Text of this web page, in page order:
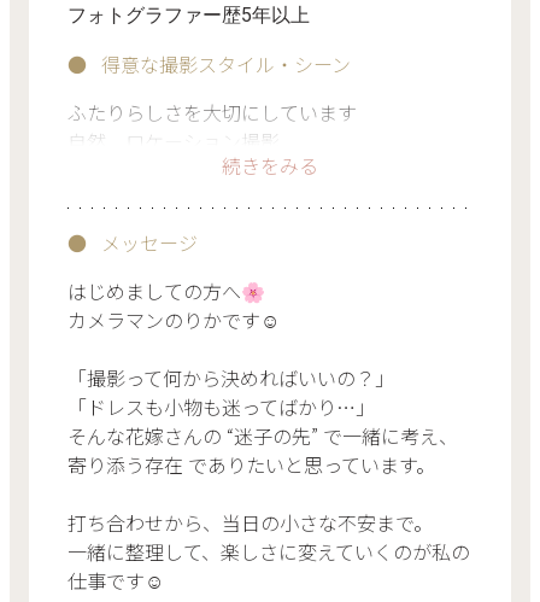
フォトグラファー歴5年以上
得意な撮影スタイル・シーン
ふたりらしさを大切にしています
自然、ロケーション撮影
緑の多い場所、公園など
続きをみる
メッセージ
はじめましての方へ🌸
カメラマンのりかです☺️
「撮影って何から決めればいいの？」
「ドレスも小物も迷ってばかり…」
そんな花嫁さんの “迷子の先” で一緒に考え、
寄り添う存在 でありたいと思っています。
打ち合わせから、当日の小さな不安まで。
一緒に整理して、楽しさに変えていくのが私の
仕事です☺️